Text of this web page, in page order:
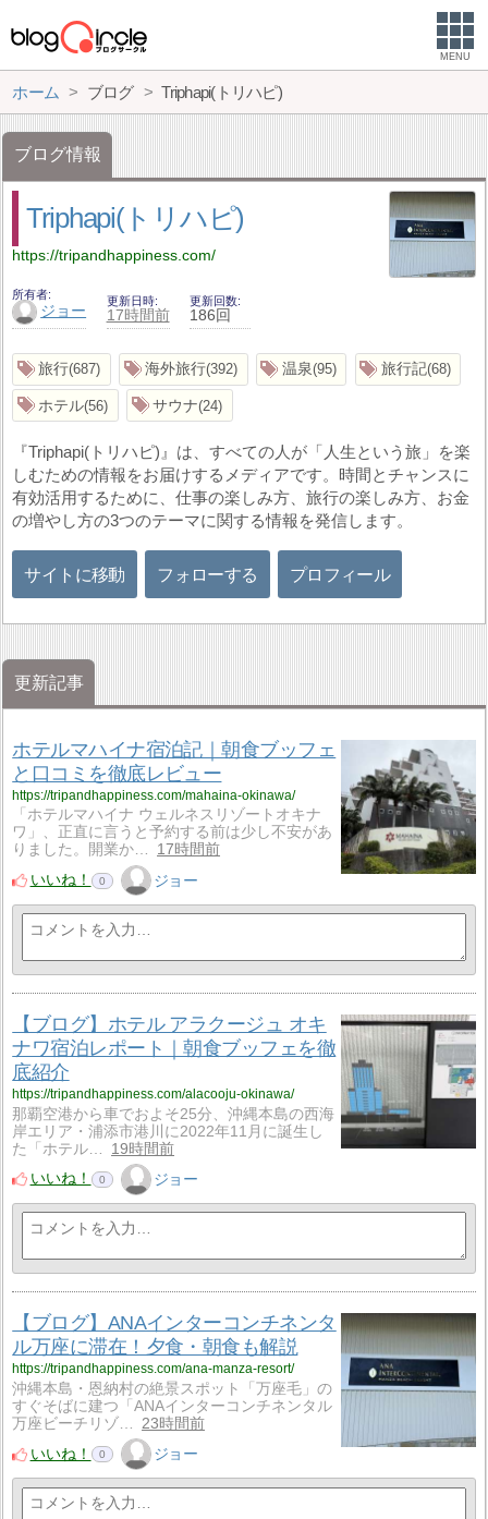
MENU
ホーム ブログ Triphapi(トリハピ)
ブログ情報
Triphapi(トリハピ)
https://tripandhappiness.com/
所有者
ジョー
更新日時
17時間前
更新回数
186回
旅行 687 海外旅行 392 温泉 95 旅行記 68
ホテル 56 サウナ 24
『Triphapi(トリハピ)』は、すべての人が「人生という旅」を楽
しむための情報をお届けするメディアです。時間とチャンスに
有効活用するために、仕事の楽しみ方、旅行の楽しみ方、お金
の増やし方の3つのテーマに関する情報を発信します。
サイトに移動 フォローする プロフィール
更新記事
ホテルマハイナ宿泊記｜朝食ブッフェ
と口コミを徹底レビュー
https://tripandhappiness.com/mahaina-okinawa/
「ホテルマハイナ ウェルネスリゾートオキナ
ワ」、正直に言うと予約する前は少し不安があ
りました。開業か…
17時間前
いいね！
0 ジョー
【ブログ】ホテル アラクージュ オキ
ナワ宿泊レポート｜朝食ブッフェを徹
底紹介
https://tripandhappiness.com/alacooju-okinawa/
那覇空港から車でおよそ25分、沖縄本島の西海
岸エリア・浦添市港川に2022年11月に誕生し
た「ホテル…
19時間前
いいね！
0 ジョー
【ブログ】ANAインターコンチネンタ
ル万座に滞在！夕食・朝食も解説
https://tripandhappiness.com/ana-manza-resort/
沖縄本島・恩納村の絶景スポット「万座毛」の
すぐそばに建つ「ANAインターコンチネンタル
万座ビーチリゾ…
23時間前
いいね！
0 ジョー